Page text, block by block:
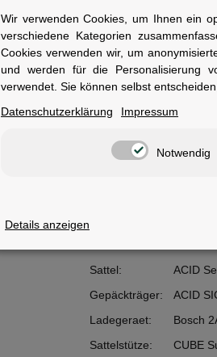
Artikelgewicht:
Rücklicht:
ACID
Scheinwerfer:
ACID
Riemen:
Gates
Remote:
Sattel:
ACID
Gepäckträger:
ACID
Ladegeraet:
Bosch
Sattelstütze:
CUBE
Wir verwenden Cookies, um Ihnen ein
verschiedene Kategorien
Cookies verwenden wir, um
und werden für die Personalisierung
verwendet. Sie können selbst
Datenschutzerklärung
Impressum
Notwendig
Details anzeigen